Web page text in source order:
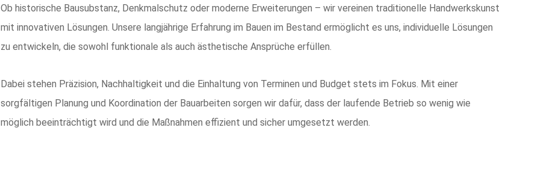
Ob historische Bausubstanz, Denkmalschutz oder moderne Erweiterungen – wir vereinen traditionelle Handwerkskunst
mit innovativen Lösungen. Unsere langjährige Erfahrung im Bauen im Bestand ermöglicht es uns, individuelle Lösungen
zu entwickeln, die sowohl funktionale als auch ästhetische Ansprüche erfüllen.
Dabei stehen Präzision, Nachhaltigkeit und die Einhaltung von Terminen und Budget stets im Fokus. Mit einer
sorgfältigen Planung und Koordination der Bauarbeiten sorgen wir dafür, dass der laufende Betrieb so wenig wie
möglich beeinträchtigt wird und die Maßnahmen effizient und sicher umgesetzt werden.